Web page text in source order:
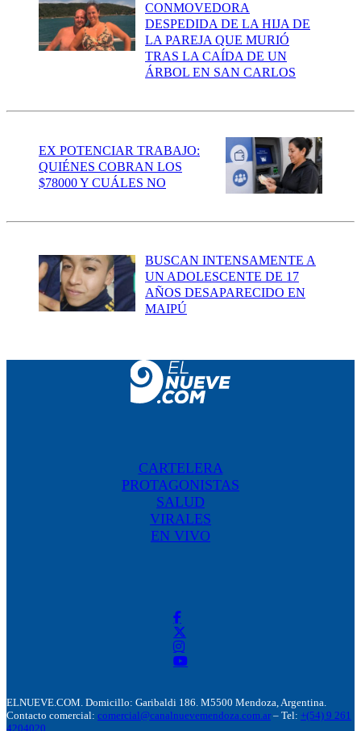
CONMOVEDORA
DESPEDIDA DE LA HIJA DE
LA PAREJA QUE MURIÓ
TRAS LA CAÍDA DE UN
ÁRBOL EN SAN CARLOS
EX POTENCIAR TRABAJO:
QUIÉNES COBRAN LOS
$78000 Y CUÁLES NO
BUSCAN INTENSAMENTE A
UN ADOLESCENTE DE 17
AÑOS DESAPARECIDO EN
MAIPÚ
CARTELERA
PROTAGONISTAS
SALUD
VIRALES
EN VIVO
ELNUEVE.COM. Domicillo: Garibaldi 186. M5500 Mendoza, Argentina.
Contacto comercial: comercial@canalnuevemendoza.com.ar – Tel: +(54) 9 261
4204020